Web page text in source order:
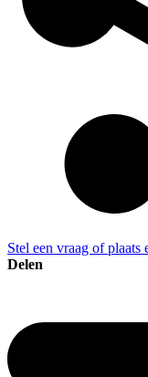
Stel een vraag of
Delen